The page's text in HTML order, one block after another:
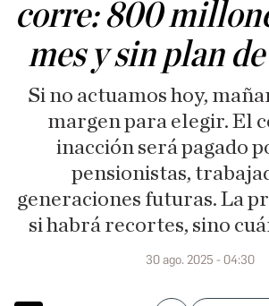
corre: 800
mes y sin plan
Si no actuamos hoy,
margen para elegir. El
inacción será pagado
pensionistas,
generaciones futuras. La
si habrá recortes, sino
30 ago. 2025 - 04:30